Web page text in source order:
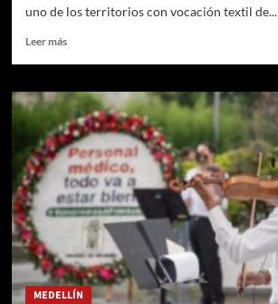
uno de los territorios con vocación textil de...
Leer másLeer
Moda
Barrio
llega
por
primera
vez
con
formación
pasarelas
a
los
MEDELLÍN